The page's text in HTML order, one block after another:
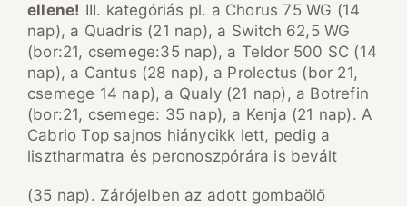
ellene! III. kategóriás pl. a Chorus 75 WG (14
nap), a Quadris (21 nap), a Switch 62,5 WG
(bor:21, csemege:35 nap), a Teldor 500 SC (14
nap), a Cantus (28 nap), a Prolectus (bor 21,
csemege 14 nap), a Qualy (21 nap), a Botrefin
(bor:21, csemege: 35 nap), a Kenja (21 nap). A
Cabrio Top sajnos hiánycikk lett, pedig a
lisztharmatra és peronoszpórára is bevált
(35 nap). Zárójelben az adott gombaölő